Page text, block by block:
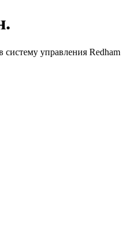
систему управления